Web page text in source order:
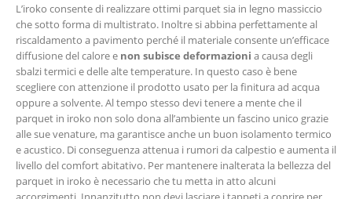
L’iroko consente di realizzare ottimi parquet sia in legno massiccio
che sotto forma di multistrato. Inoltre si abbina perfettamente al
riscaldamento a pavimento perché il materiale consente un’efficace
diffusione del calore e non subisce deformazioni a causa degli
sbalzi termici e delle alte temperature. In questo caso è bene
scegliere con attenzione il prodotto usato per la finitura ad acqua
oppure a solvente. Al tempo stesso devi tenere a mente che il
parquet in iroko non solo dona all’ambiente un fascino unico grazie
alle sue venature, ma garantisce anche un buon isolamento termico
e acustico. Di conseguenza attenua i rumori da calpestio e aumenta il
livello del comfort abitativo. Per mantenere inalterata la bellezza del
parquet in iroko è necessario che tu metta in atto alcuni